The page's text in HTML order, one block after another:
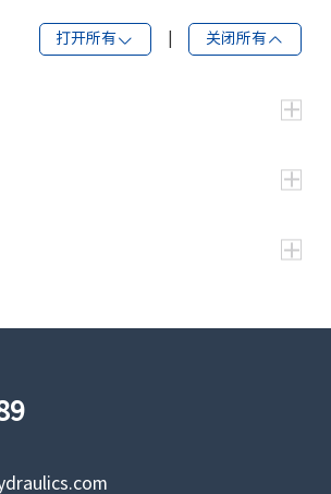
打开所有 关闭所有
材料和高强度的弹簧设计，使用寿
HBK1500
量 cm3
11.5
cm